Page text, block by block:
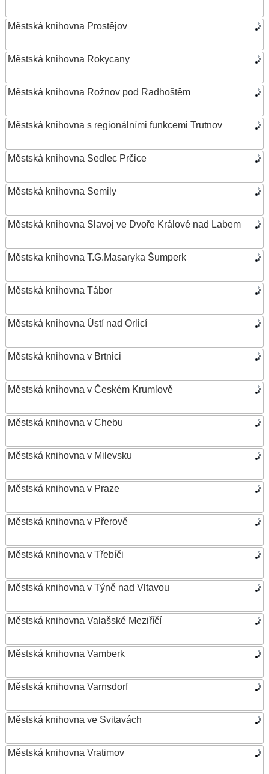
Městská knihovna Prostějov
Městská knihovna Rokycany
Městská knihovna Rožnov pod Radhoštěm
Městská knihovna s regionálními funkcemi Trutnov
Městská knihovna Sedlec Prčice
Městská knihovna Semily
Městská knihovna Slavoj ve Dvoře Králové nad Labem
Městska knihovna T.G.Masaryka Šumperk
Městská knihovna Tábor
Městská knihovna Ústí nad Orlicí
Městská knihovna v Brtnici
Městská knihovna v Českém Krumlově
Městská knihovna v Chebu
Městská knihovna v Milevsku
Městská knihovna v Praze
Městská knihovna v Přerově
Městská knihovna v Třebíči
Městská knihovna v Týně nad Vltavou
Městská knihovna Valašské Meziříčí
Městská knihovna Vamberk
Městská knihovna Varnsdorf
Městská knihovna ve Svitavách
Městská knihovna Vratimov